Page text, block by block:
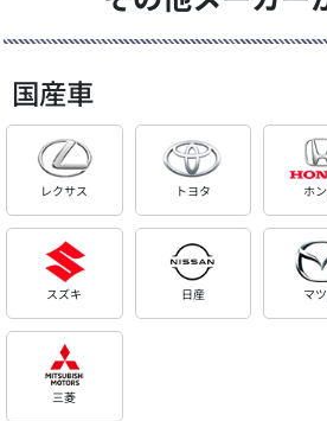
国産車
レクサス トヨタ ホ
スズキ 日産 マ
三菱